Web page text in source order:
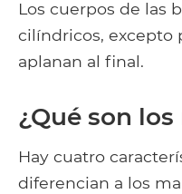
Los cuerpos de las
cilíndricos, excepto
aplanan al final.
¿Qué son
Hay cuatro
diferencian a los